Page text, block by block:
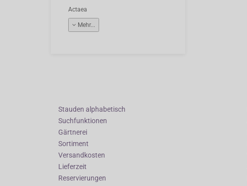
Actaea
Mehr...
Stauden alphabetisch
Suchfunktionen
Gärtnerei
Sortiment
Versandkosten
Lieferzeit
Reservierungen